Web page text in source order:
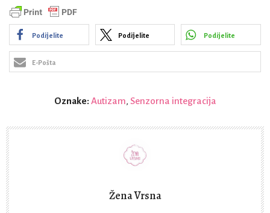
Podijelite Podijelite Podijelite
E-Pošta
Oznake: Autizam, Senzorna integracija
Žena Vrsna